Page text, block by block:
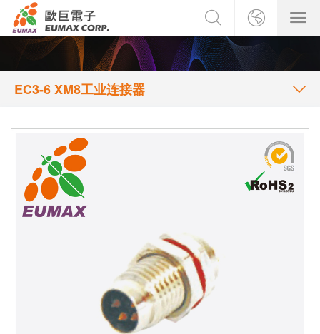
EC3-6 XM8工业连接器